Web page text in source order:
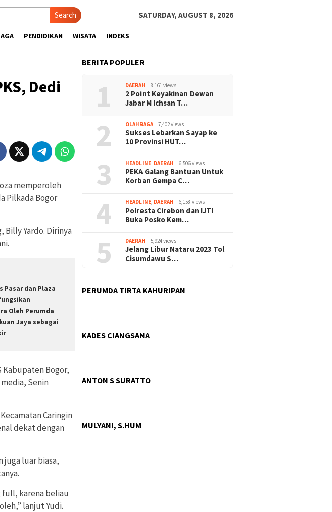
Search SATURDAY, AUGUST 8, 2026
PENDIDIKAN WISATA INDEKS
Dedi
memperoleh
Pilkada Bogor
Billy Yardo. Dirinya
Pasar dan Plaza
Oleh Perumda
Jaya sebagai
Bogor,
Senin
Caringin
dekat dengan
juga luar biasa,
full, karena beliau
lanjut Yudi.
BERITA POPULER
1 DAERAH 8,161 views
2 Point Keyakinan Dewan
Jabar M Ichsan T…
2 OLAHRAGA 7,402 views
Sukses Lebarkan Sayap ke
10 Provinsi HUT…
3 HEADLINE, DAERAH 6,506 views
PEKA Galang Bantuan Untuk
Korban Gempa C…
4 HEADLINE, DAERAH 6,158 views
Polresta Cirebon dan IJTI
Buka Posko Kem…
5 DAERAH 5,924 views
Jelang Libur Nataru 2023 Tol
Cisumdawu S…
PERUMDA TIRTA KAHURIPAN
KADES CIANGSANA
ANTON S SURATTO
MULYANI, S.HUM